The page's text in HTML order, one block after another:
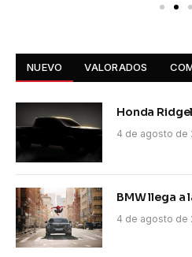
NUEVO VALORADOS
Honda
4 de agosto de
BMW llega a
4 de agosto de